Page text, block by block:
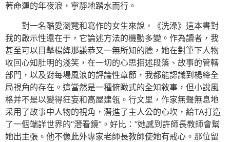
著命運的年夜浪，寧靜地踏水而行。
對一名酷愛瀏覽和寫作的女生來說，《洗澡》這本書對
我的啟示性還在于，它論述方法的機動多變。作為讀者，我
甚至可以目擊楊絳那謙恭又一無所知的臉，她在對筆下人物
收回心知肚明的淺笑，在一切的心思描述段落、故事的管轄
部門，以及對每場風浪的評論性章節，我都能認識到楊絳全
局視角的存在。這當然是一種俯瞰式的全知敘事，但小說風
格并不是以變得狂妄和高屋建瓴。行文里，作家無聲無息地
采用了故事中人物的視角，潛進了主人公的心坎，給TA打造
了一個端詳世界的“潛看鏡”。好比：“她感到許師長教師會幫
她出主張。他不像此外專家老師長教師使她有戒心。那位留